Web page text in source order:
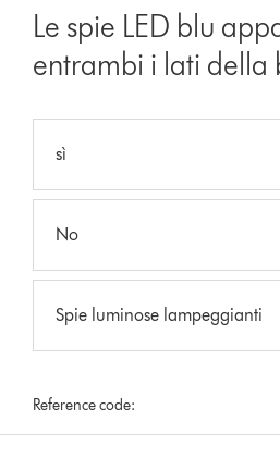
Le spie LED blu
entrambi i lati della
sì
No
Spie luminose lampeggianti
Reference code: